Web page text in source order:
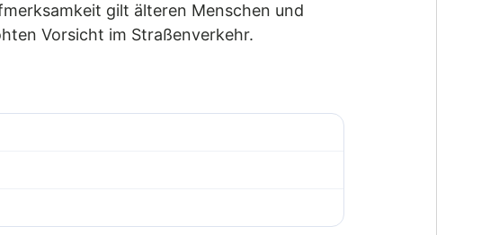
gilt älteren Menschen und
Vorsicht im Straßenverkehr.